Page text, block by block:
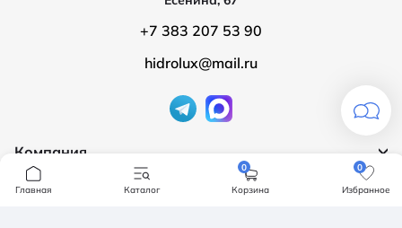
Компания
О компании
Продукция
+7 383 207 53 90
hidrolux@mail.ru
Главная Каталог
0
Корзина
0
Избранное